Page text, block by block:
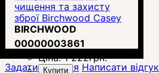
чищення та захисту
зброї Birchwood Casey
1-2 (BC-33302)
BIRCHWOOD
00000003861
Ціна:1 222грн.
Купити
Задати питання Написати відгук